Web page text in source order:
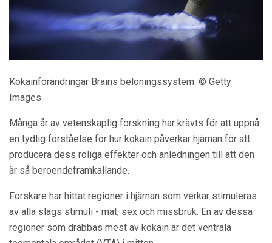
Kokainförändringar Brains belöningssystem. © Getty
Images
Många år av vetenskaplig forskning har krävts för att uppnå
en tydlig förståelse för hur kokain påverkar hjärnan för att
producera dess roliga effekter och anledningen till att den
är så beroendeframkallande.
Forskare har hittat regioner i hjärnan som verkar stimuleras
av alla slags stimuli - mat, sex och missbruk. En av dessa
regioner som drabbas mest av kokain är det ventrala